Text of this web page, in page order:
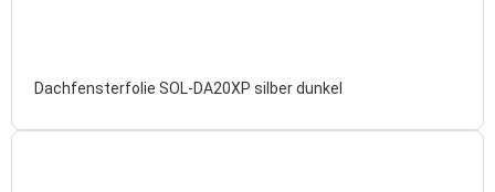
Dachfensterfolie SOL-DA20XP silber dunkel